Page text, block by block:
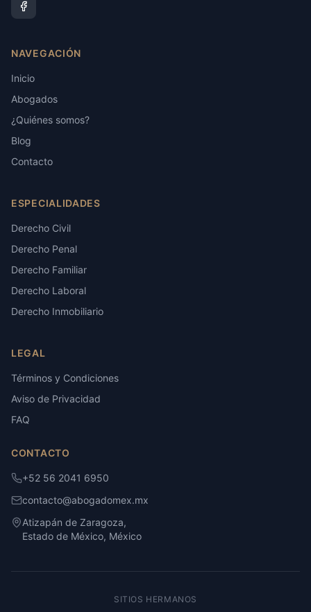
NAVEGACIÓN
Inicio
Abogados
¿Quiénes somos?
Blog
Contacto
ESPECIALIDADES
Derecho Civil
Derecho Penal
Derecho Familiar
Derecho Laboral
Derecho Inmobiliario
LEGAL
Términos y Condiciones
Aviso de Privacidad
FAQ
CONTACTO
+52 56 2041 6950
contacto@abogadomex.mx
Atizapán de Zaragoza,
Estado de México, México
SITIOS HERMANOS